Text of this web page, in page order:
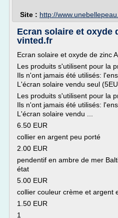
Site : http://
Ecran solaire et oxyde
vinted.fr
Ecran solaire et oxyde de zinc
Les produits s'utilisent pour la
Ils n'ont jamais été utilisés:
L'écran solaire vendu seul
Les produits s'utilisent pour la
Ils n'ont jamais été utilisés:
L'écran solaire vendu ...
6.50 EUR
collier en argent peu porté
2.00 EUR
pendentif en ambre de mer
état
5.00 EUR
collier couleur crème et argent
1.50 EUR
1